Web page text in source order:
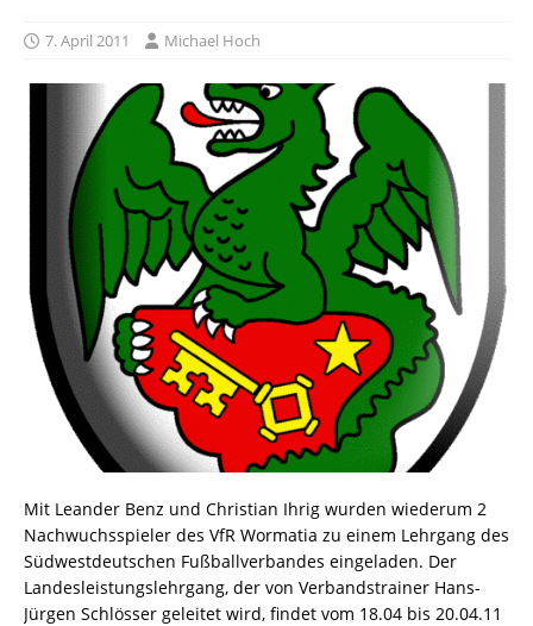
7. April 2011 Michael Hoch
Mit Leander Benz und Christian Ihrig wurden wiederum 2
Nachwuchsspieler des VfR Wormatia zu einem Lehrgang des
Südwestdeutschen Fußballverbandes eingeladen. Der
Landesleistungslehrgang, der von Verbandstrainer Hans-
Jürgen Schlösser geleitet wird, findet vom 18.04 bis 20.04.11